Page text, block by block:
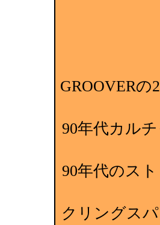
GROOVER
90年代カル
90年代のス
クリングス